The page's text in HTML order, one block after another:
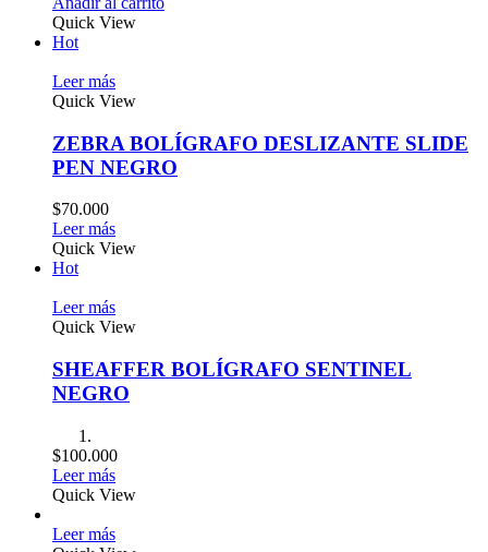
Quick View
Hot
Leer más
Quick View
ZEBRA BOLÍGRAFO DESLIZANTE SLIDE
PEN NEGRO
$70.000
Leer más
Quick View
Hot
Leer más
Quick View
SHEAFFER BOLÍGRAFO SENTINEL
NEGRO
$100.000
Leer más
Quick View
Leer más